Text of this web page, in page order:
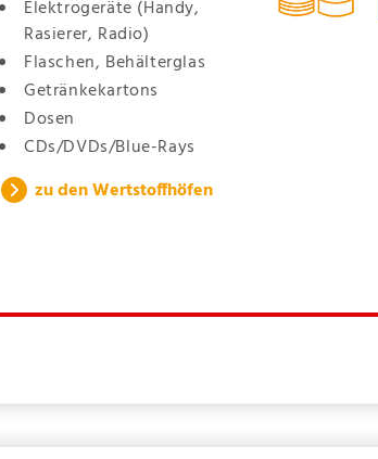
Elektrogeräte (Handy,
Rasierer, Radio)
Flaschen, Behälterglas
Getränkekartons
Dosen
CDs/DVDs/Blue-Rays
zu den Wertstoffhöfen